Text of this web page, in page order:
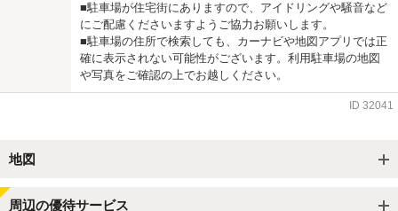
■駐車場が住宅街にありますので、アイドリングや騒音など
にご配慮くださいますようご協力お願いします。
■駐車場の住所で検索しても、カーナビや地図アプリでは正
確に表示されない可能性がございます。利用駐車場の地図
や写真をご確認の上でお越しください。
ID 32041
地図
周辺の優待サービス